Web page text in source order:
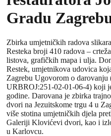
Gradu
Zbirka umjetničkih radova
Resteka broji 410 radova –
listova, grafičkih mapa i ulja.
Restek, umjetnikova udovica
Zagrebu Ugovorom o
URBROJ:251-02-01-06-4) koji
godine. Darovana je zbirka
dvori na Jezuitskome trgu 4 u
više stotina umjetničkih djela
Galeriji Klovićevi dvori, kao i
u Karlovcu.